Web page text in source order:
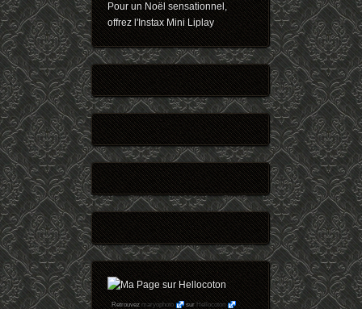
Pour un Noël sensationnel,
offrez l'Instax Mini Liplay
Retrouvezmaryophoto surHellocoton